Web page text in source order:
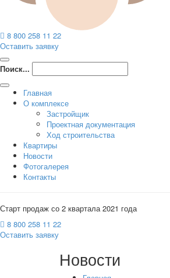
8 800 258 11 22
Оставить заявку
Поиск...
Главная
О комплексе
Застройщик
Проектная документация
Ход строительства
Квартиры
Новости
Фотогалерея
Контакты
Старт продаж со 2 квартала 2021 года
8 800 258 11 22
Оставить заявку
Новости